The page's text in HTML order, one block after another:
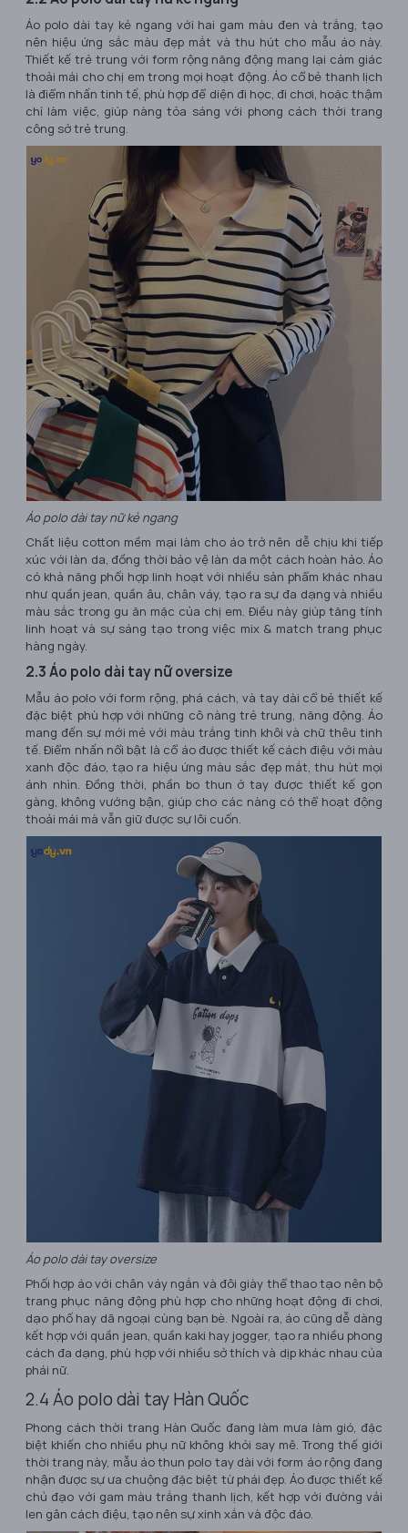
Áo polo dài tay kẻ ngang với hai gam màu đen và trắng, tạo
nên hiệu ứng sắc màu đẹp mắt và thu hút cho mẫu áo này.
Thiết kế trẻ trung với form rộng năng động mang lại cảm giác
thoải mái cho chị em trong mọi hoạt động. Áo cổ bẻ thanh lịch
là điểm nhấn tinh tế, phù hợp để diện đi học, đi chơi, hoặc thậm
chí làm việc, giúp nàng tỏa sáng với phong cách thời trang
công sở trẻ trung.
Áo polo dài tay nữ kẻ ngang
Chất liệu cotton mềm mại làm cho áo trở nên dễ chịu khi tiếp
xúc với làn da, đồng thời bảo vệ làn da một cách hoàn hảo. Áo
có khả năng phối hợp linh hoạt với nhiều sản phẩm khác nhau
như quần jean, quần âu, chân váy, tạo ra sự đa dạng và nhiều
màu sắc trong gu ăn mặc của chị em. Điều này giúp tăng tính
linh hoạt và sự sáng tạo trong việc mix & match trang phục
hàng ngày.
2.3 Áo polo dài tay nữ oversize
Mẫu áo polo với form rộng, phá cách, và tay dài cổ bẻ thiết kế
đặc biệt phù hợp với những cô nàng trẻ trung, năng động. Áo
mang đến sự mới mẻ với màu trắng tinh khôi và chữ thêu tinh
tế. Điểm nhấn nổi bật là cổ áo được thiết kế cách điệu với màu
xanh độc đáo, tạo ra hiệu ứng màu sắc đẹp mắt, thu hút mọi
ánh nhìn. Đồng thời, phần bo thun ở tay được thiết kế gọn
gàng, không vướng bận, giúp cho các nàng có thể hoạt động
thoải mái mà vẫn giữ được sự lôi cuốn.
Áo polo dài tay oversize
Phối hợp áo với chân váy ngắn và đôi giày thể thao tạo nên bộ
trang phục năng động phù hợp cho những hoạt động đi chơi,
dạo phố hay dã ngoại cùng bạn bè. Ngoài ra, áo cũng dễ dàng
kết hợp với quần jean, quần kaki hay jogger, tạo ra nhiều phong
cách đa dạng, phù hợp với nhiều sở thích và dịp khác nhau của
phái nữ.
2.4 Áo polo dài tay Hàn Quốc
Phong cách thời trang Hàn Quốc đang làm mưa làm gió, đặc
biệt khiến cho nhiều phụ nữ không khỏi say mê. Trong thế giới
thời trang này, mẫu áo thun polo tay dài với form áo rộng đang
nhận được sự ưa chuộng đặc biệt từ phái đẹp. Áo được thiết kế
chủ đạo với gam màu trắng thanh lịch, kết hợp với đường vải
len gân cách điệu, tạo nên sự xinh xắn và độc đáo.